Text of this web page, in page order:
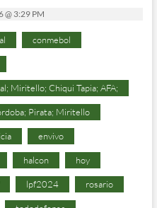
@ 3:29 PM
conmebol
Miritello; Chiqui Tapia; AFA;
Pirata; Miritello
envivo
halcon hoy
lpf2024 rosario